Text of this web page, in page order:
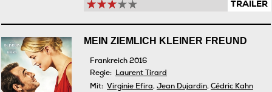
TRAILER
MEIN ZIEMLICH KLEINER FREUND
Frankreich 2016
Regie: Laurent Tirard
Mit: Virginie Efira, Jean Dujardin, Cédric Kahn